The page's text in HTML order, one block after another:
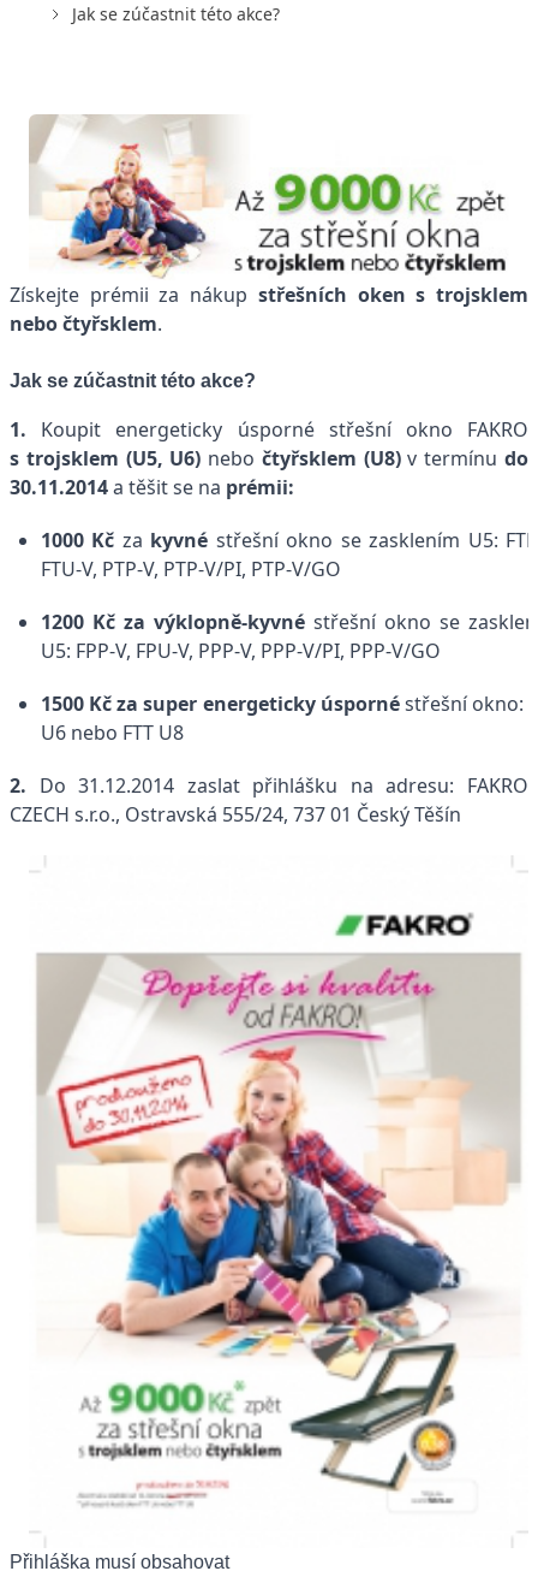
Jak se zúčastnit této akce?
Získejte prémii za nákup střešních oken s trojsklem
nebo čtyřsklem.
Jak se zúčastnit této akce?
1. Koupit energeticky úsporné střešní okno FAKRO
s trojsklem (U5, U6) nebo čtyřsklem (U8)v termínudo
30.11.2014a těšit se na prémii:
1000 Kč za kyvné střešní okno se zasklením U5:
FTU-V, PTP-V, PTP-V/PI, PTP-V/GO
1200 Kč za výklopně-kyvné střešní okno se
U5: FPP-V, FPU-V, PPP-V, PPP-V/PI, PPP-V/GO
1500 Kčza super energeticky úspornéstřešní okno:
U6 nebo FTT U8
2. Do 31.12.2014 zaslat přihlášku na adresu: FAKRO
CZECH s.r.o., Ostravská 555/24, 737 01 Český Těšín
Přihláška musí obsahovat